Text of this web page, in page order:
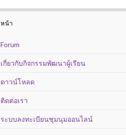
หน้า
Forum
เกี่ยวกับกิจกรรมพัฒนาผู้เรียน
ดาวน์โหลด
ติดต่อเรา
ระบบลงทะเบียนชุมนุมออนไลน์